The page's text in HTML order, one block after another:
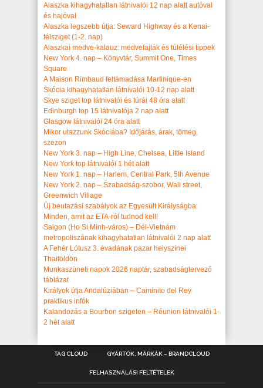
Alaszka kihagyhatatlan látnivalói 12 nap alatt autóval
és hajóval
Alaszka legszebb útja: Seward Highway és a Kenai-
félsziget (1-2. nap)
Alaszkai medve-kalauz: medvefajták és túlélési tippek
New York 4. nap – Könyvtár, Summit One, Times
Square
A Maison Rimbaud feltámadása Martinique-en
Skócia kihagyhatatlan látnivalói 10-12 nap alatt
Skye sziget top látnivalói és túrái 48 óra alatt
Edinburgh top 15 látnivalója 2 nap alatt
Glasgow látnivalói 24 óra alatt
Mikor utazzunk Skóciába? Időjárás, árak, tömeg,
szezon
New York 3. nap – High Line, Chelsea, Little Island
New York top látnivalói 1 hét alatt
New York 1. nap – Harlem, Central Park, 5th Avenue
New York 2. nap – Szabadság-szobor, Wall street,
Greenwich Village
Új beutazási szabályok az Egyesült Királyságba:
Minden, amit az ETA-ról tudnod kell!
Saigon (Ho Si Minh-város) – Dél-Vietnám
metropoliszának kihagyhatatlan látnivalói 2 nap alatt
A Fehér Lótusz 3. évadának pazar helyszínei
Thaiföldön
Munkaszüneti napok 2026 naptár, szabadságtervező
táblázat
Királyok útja Andalúziában – Caminito del Rey
praktikus infók
Kalandozás a Bourbon szigeten – Réunion látnivalói 1-
2 hét alatt
TAG CLOUD GYÁRTÓK, MÁRKÁK – BRANDCLOUD
FELHASZNÁLÁSI FELTÉTELEK